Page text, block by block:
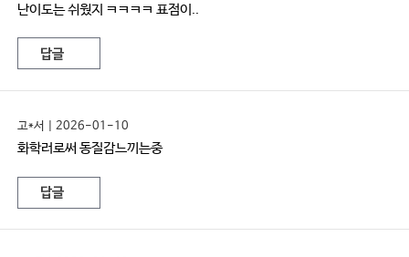
난이도는 쉬웠지 ㅋㅋㅋㅋ 표점이..
답글
고*서 | 2026-01-10
화학러로써 동질감느끼는중
답글